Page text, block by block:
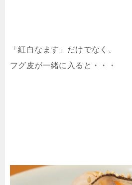
「紅白なます」だけでなく、
フグ皮が一緒に入ると・・・